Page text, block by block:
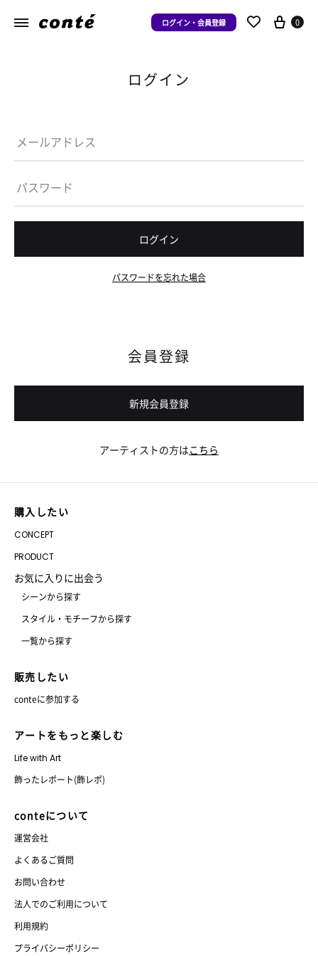
ログイン・会員登録 0
ログイン
ログイン
パスワードを忘れた場合
会員登録
新規会員登録
アーティストの方はこちら
購入したい
CONCEPT
PRODUCT
お気に入りに出会う
シーンから探す
スタイル・モチーフから探す
一覧から探す
販売したい
conteに参加する
アートをもっと楽しむ
Life with Art
飾ったレポート(飾レポ)
conteについて
運営会社
よくあるご質問
お問い合わせ
法人でのご利用について
利用規約
プライバシーポリシー